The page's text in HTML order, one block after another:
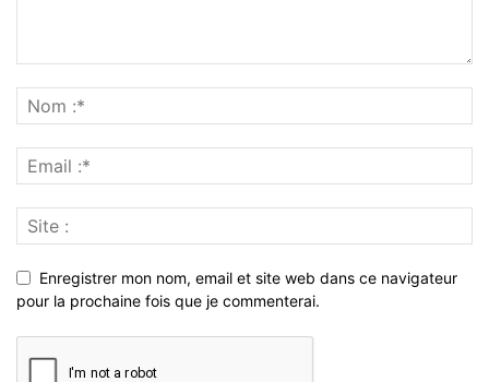
Enregistrer mon nom, email et site web dans ce navigateur
pour la prochaine fois que je commenterai.